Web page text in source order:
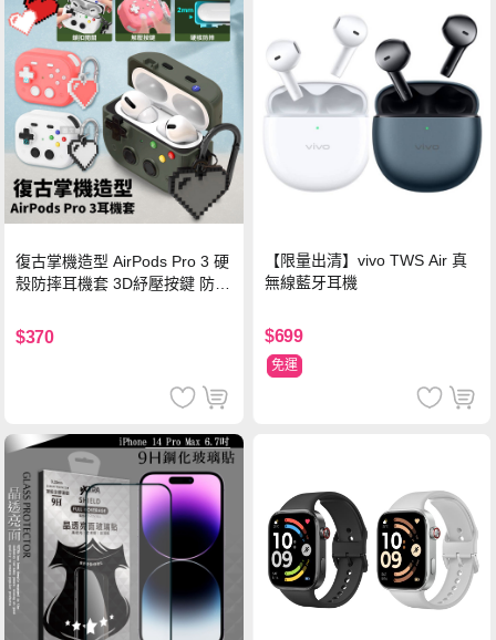
復古掌機造型 AirPods Pro 3 硬
殼防摔耳機套 3D紓壓按鍵 防開
$370
【限量出清】vivo TWS Air 真
無線藍牙耳機
$699
免運